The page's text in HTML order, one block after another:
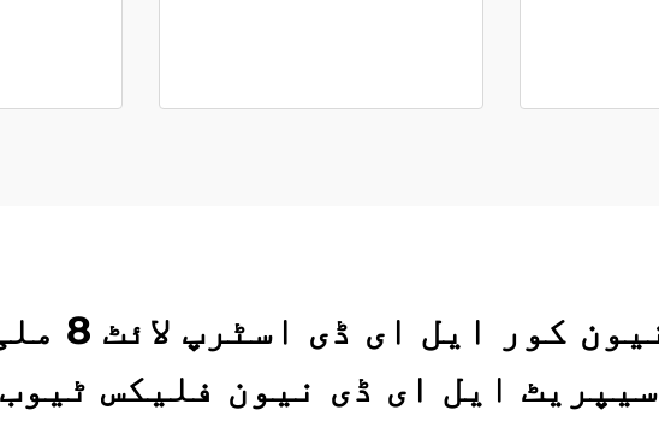
سیپریٹ ایل ای ڈی نیون فلیکس